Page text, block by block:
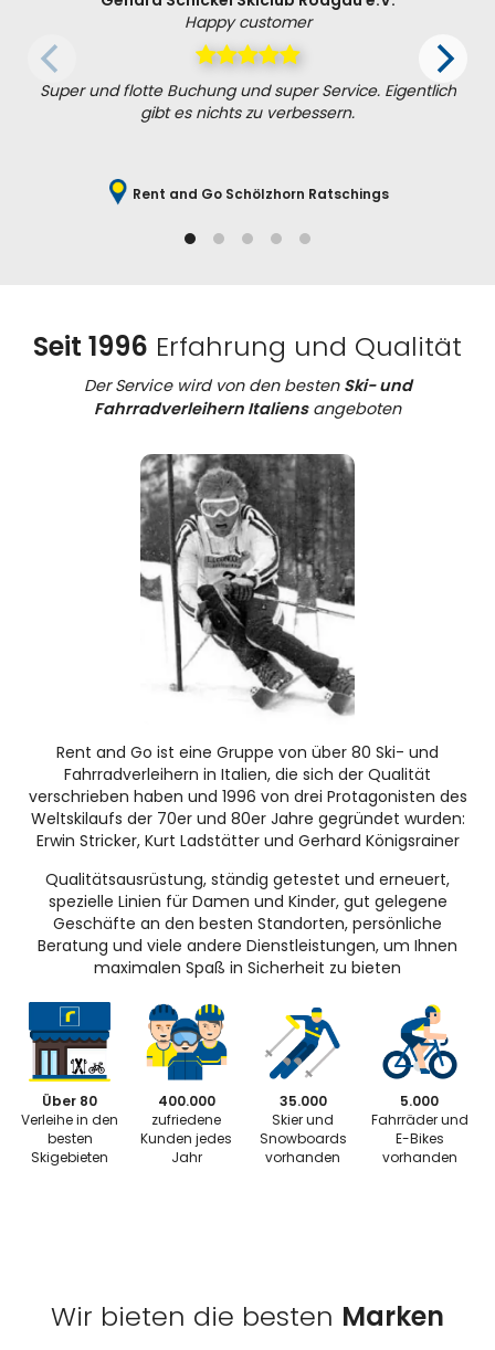
Happy customer
Super und flotte Buchung und super Service. Eigentlich
gibt es nichts zu verbessern.
Rent and Go Schölzhorn Ratschings
Seit 1996 Erfahrung und Qualität
Der Service wird von den besten Ski- und
Fahrradverleihern Italiensangeboten
Rent and Go ist eine Gruppe von über 80 Ski- und
Fahrradverleihern in Italien, die sich der Qualität
verschrieben haben und 1996 von drei Protagonisten des
Weltskilaufs der 70er und 80er Jahre gegründet wurden:
Erwin Stricker, Kurt Ladstätter und Gerhard Königsrainer
Qualitätsausrüstung, ständig getestet und erneuert,
spezielle Linien für Damen und Kinder, gut gelegene
Geschäfte an den besten Standorten, persönliche
Beratung und viele andere Dienstleistungen, um Ihnen
maximalen Spaß in Sicherheit zu bieten
Über 80
Verleihe in den
besten
Skigebieten
400.000
zufriedene
Kunden jedes
Jahr
35.000
Skier und
Snowboards
vorhanden
5.000
Fahrräder und
E-Bikes
vorhanden
Wir bieten die besten Marken